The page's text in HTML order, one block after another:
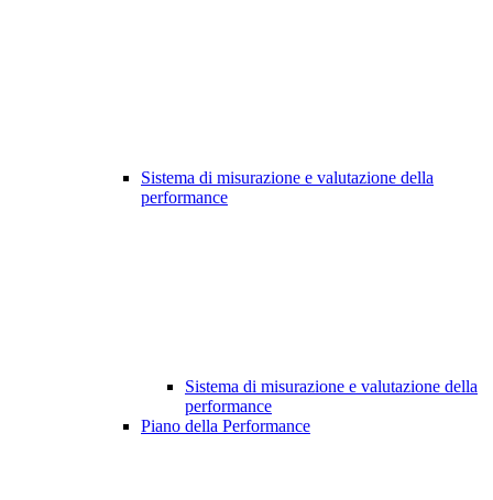
Sistema di misurazione e valutazione della
performance
Sistema di misurazione e valutazione della
performance
Piano della Performance